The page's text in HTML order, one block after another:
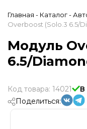
Главная - Каталог-
Overboost (Solo.3 6.5/
Модуль
6.5/
Код товара: 14021
В
Поделиться: